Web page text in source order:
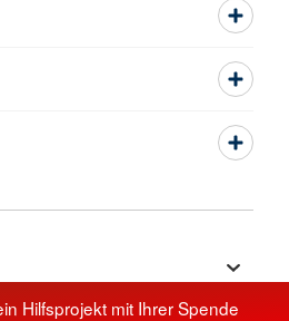
Hilfsprojekt mit Ihrer Spende